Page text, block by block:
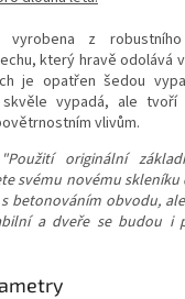
vyrobena z robustního
který hravě odolává
je opatřen šedou
vypadá, ale tvoří
vlivům.
"Použití originální
svému novému skleníku
betonováním obvodu,
a dveře se budou i